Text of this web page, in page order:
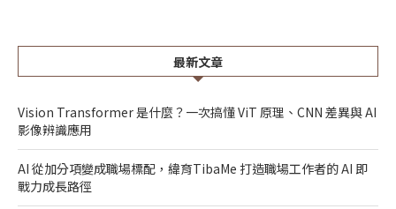
最新文章
Vision Transformer 是什麼？一次搞懂 ViT 原理、CNN 差異與 AI
影像辨識應用
AI 從加分項變成職場標配，緯育TibaMe 打造職場工作者的 AI 即
戰力成長路徑